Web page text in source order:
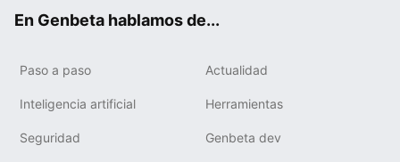
En Genbeta hablamos de...
Paso a paso Actualidad
Inteligencia artificial Herramientas
Seguridad Genbeta dev